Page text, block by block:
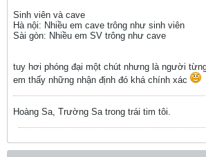
Sinh viên và cave
Hà nội: Nhiều em cave trông như sinh viên
Sài gòn: Nhiều em SV trông như cave
tuy hơi phóng đại một chút nhưng là người
em thấy những nhận định đó khá chính xác
Hoàng Sa, Trường Sa trong trái tim tôi.